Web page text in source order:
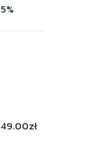
5%
49.00zł